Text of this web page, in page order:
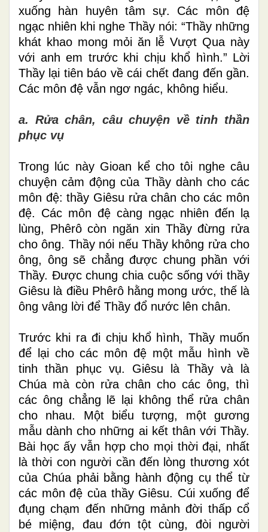
xuống hàn huyên tâm sự. Các môn đệ
ngạc nhiên khi nghe Thầy nói: “Thầy những
khát khao mong mỏi ăn lễ Vượt Qua này
với anh em trước khi chịu khổ hình.” Lời
Thầy lại tiên báo về cái chết đang đến gần.
Các môn đệ vẫn ngơ ngác, không hiểu.
a. Rửa chân, câu chuyện về tinh thần
phục vụ
Trong lúc này Gioan kể cho tôi nghe câu
chuyện cảm động của Thầy dành cho các
môn đệ: thầy Giêsu rửa chân cho các môn
đệ. Các môn đệ càng ngạc nhiên đến lạ
lùng, Phêrô còn ngăn xin Thầy đừng rửa
cho ông. Thầy nói nếu Thầy không rửa cho
ông, ông sẽ chẳng được chung phần với
Thầy. Được chung chia cuộc sống với thầy
Giêsu là điều Phêrô hằng mong ước, thế là
ông vâng lời để Thầy đổ nước lên chân.
Trước khi ra đi chịu khổ hình, Thầy muốn
để lại cho các môn đệ một mẫu hình về
tinh thần phục vụ. Giêsu là Thầy và là
Chúa mà còn rửa chân cho các ông, thì
các ông chẳng lẽ lại không thể rửa chân
cho nhau. Một biểu tượng, một gương
mẫu dành cho những ai kết thân với Thầy.
Bài học ấy vẫn hợp cho mọi thời đại, nhất
là thời con người cần đến lòng thương xót
của Chúa phải bằng hành động cụ thể từ
các môn đệ của thầy Giêsu. Cúi xuống để
đụng chạm đến những mảnh đời thấp cổ
bé miệng, đau đớn tột cùng, đòi người